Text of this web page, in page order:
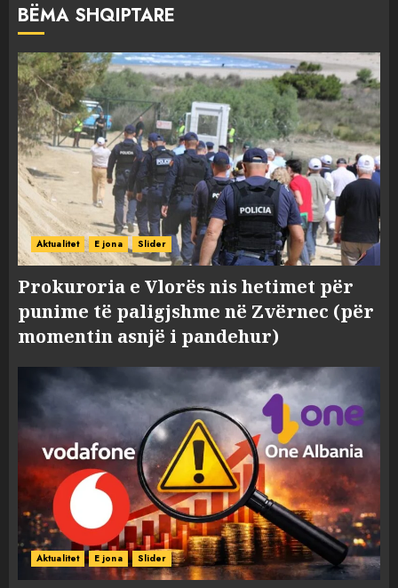
BËMA SHQIPTARE
Aktualitet E jona Slider
Prokuroria e Vlorës nis hetimet për
punime të paligjshme në Zvërnec (për
momentin asnjë i pandehur)
Aktualitet E jona Slider